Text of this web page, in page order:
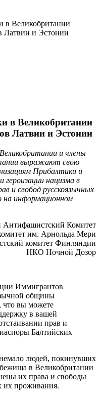
в Великобритании
Латвии и Эстонии
в Великобритании
Латвии и Эстонии
и члены
выражают свою
Прибалтики и
героизации нацизма в
и свобод русскоязычных
на информационном
Антифашистский Комитет
им. Арнольда Мери
комитет Финляндии
НКО Ночной Дозор
Иммигрантов
общины
что вы можете
в вашей
прав и
Балтийских
людей, покинувших
в Великобритании
их права и свободы
их проживания.